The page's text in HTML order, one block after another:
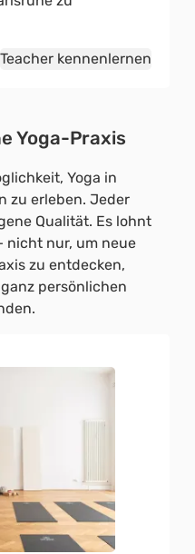
Teacher kennenlernen
Yoga-Praxis
Yoga in
zu erleben. Jeder
Qualität. Es lohnt
nicht nur, um neue
zu entdecken,
persönlichen